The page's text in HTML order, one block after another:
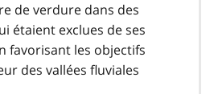
de verdure dans des
étaient exclues de ses
favorisant les objectifs
des vallées fluviales